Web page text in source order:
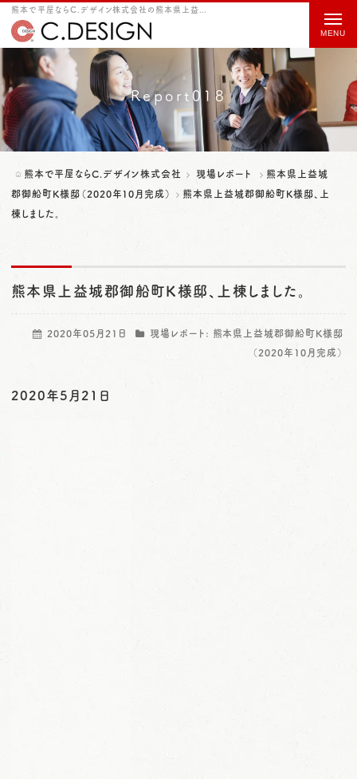
熊本で平屋ならC.デザイン株式会社の熊本県上益城郡御船町K様邸、上棟しました。をご紹介
Report018
熊本で平屋ならC.デザイン株式会社 現場レポート
熊本県上益城
郡御船町K様邸（2020年10月完成）
熊本県上益城郡御船町K様邸、上
棟しました。
熊本県上益城郡御船町K様邸、上棟しました。
2020年05月21日 現場レポート: 熊本県上益城郡御船町K様邸
（2020年10月完成）
2020年5月21日
t
o
g
g
l
e
g
i